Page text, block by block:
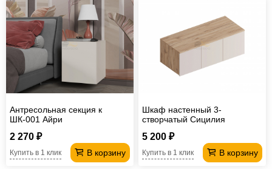
Антресольная секция к
ШК-001 Айри
2 270 ₽
В корзину
Купить в 1 клик
Шкаф настенный 3-
створчатый Сицилия
5 200 ₽
В корзину
Купить в 1 клик